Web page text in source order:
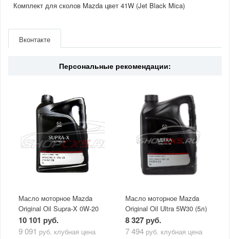
Комплект для сколов Mazda цвет 41W (Jet Black Mica)
Страна Япония
Вконтакте
Персональные рекомендации:
Масло моторное Mazda
Original Oil Supra-X 0W-20
(5 л)
10 101 руб.
9 091 руб. клубная цена
Масло моторное Mazda
Original Oil Ultra 5W30 (5л)
8 327 руб.
7 494 руб. клубная цена